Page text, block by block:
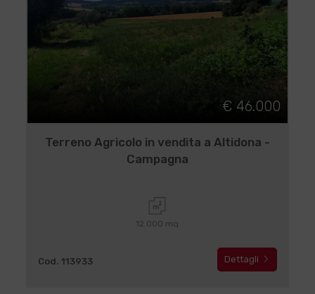
€ 46.000
Terreno Agricolo in vendita a Altidona -
Campagna
12.000 mq
Cod. 113933 Dettagli